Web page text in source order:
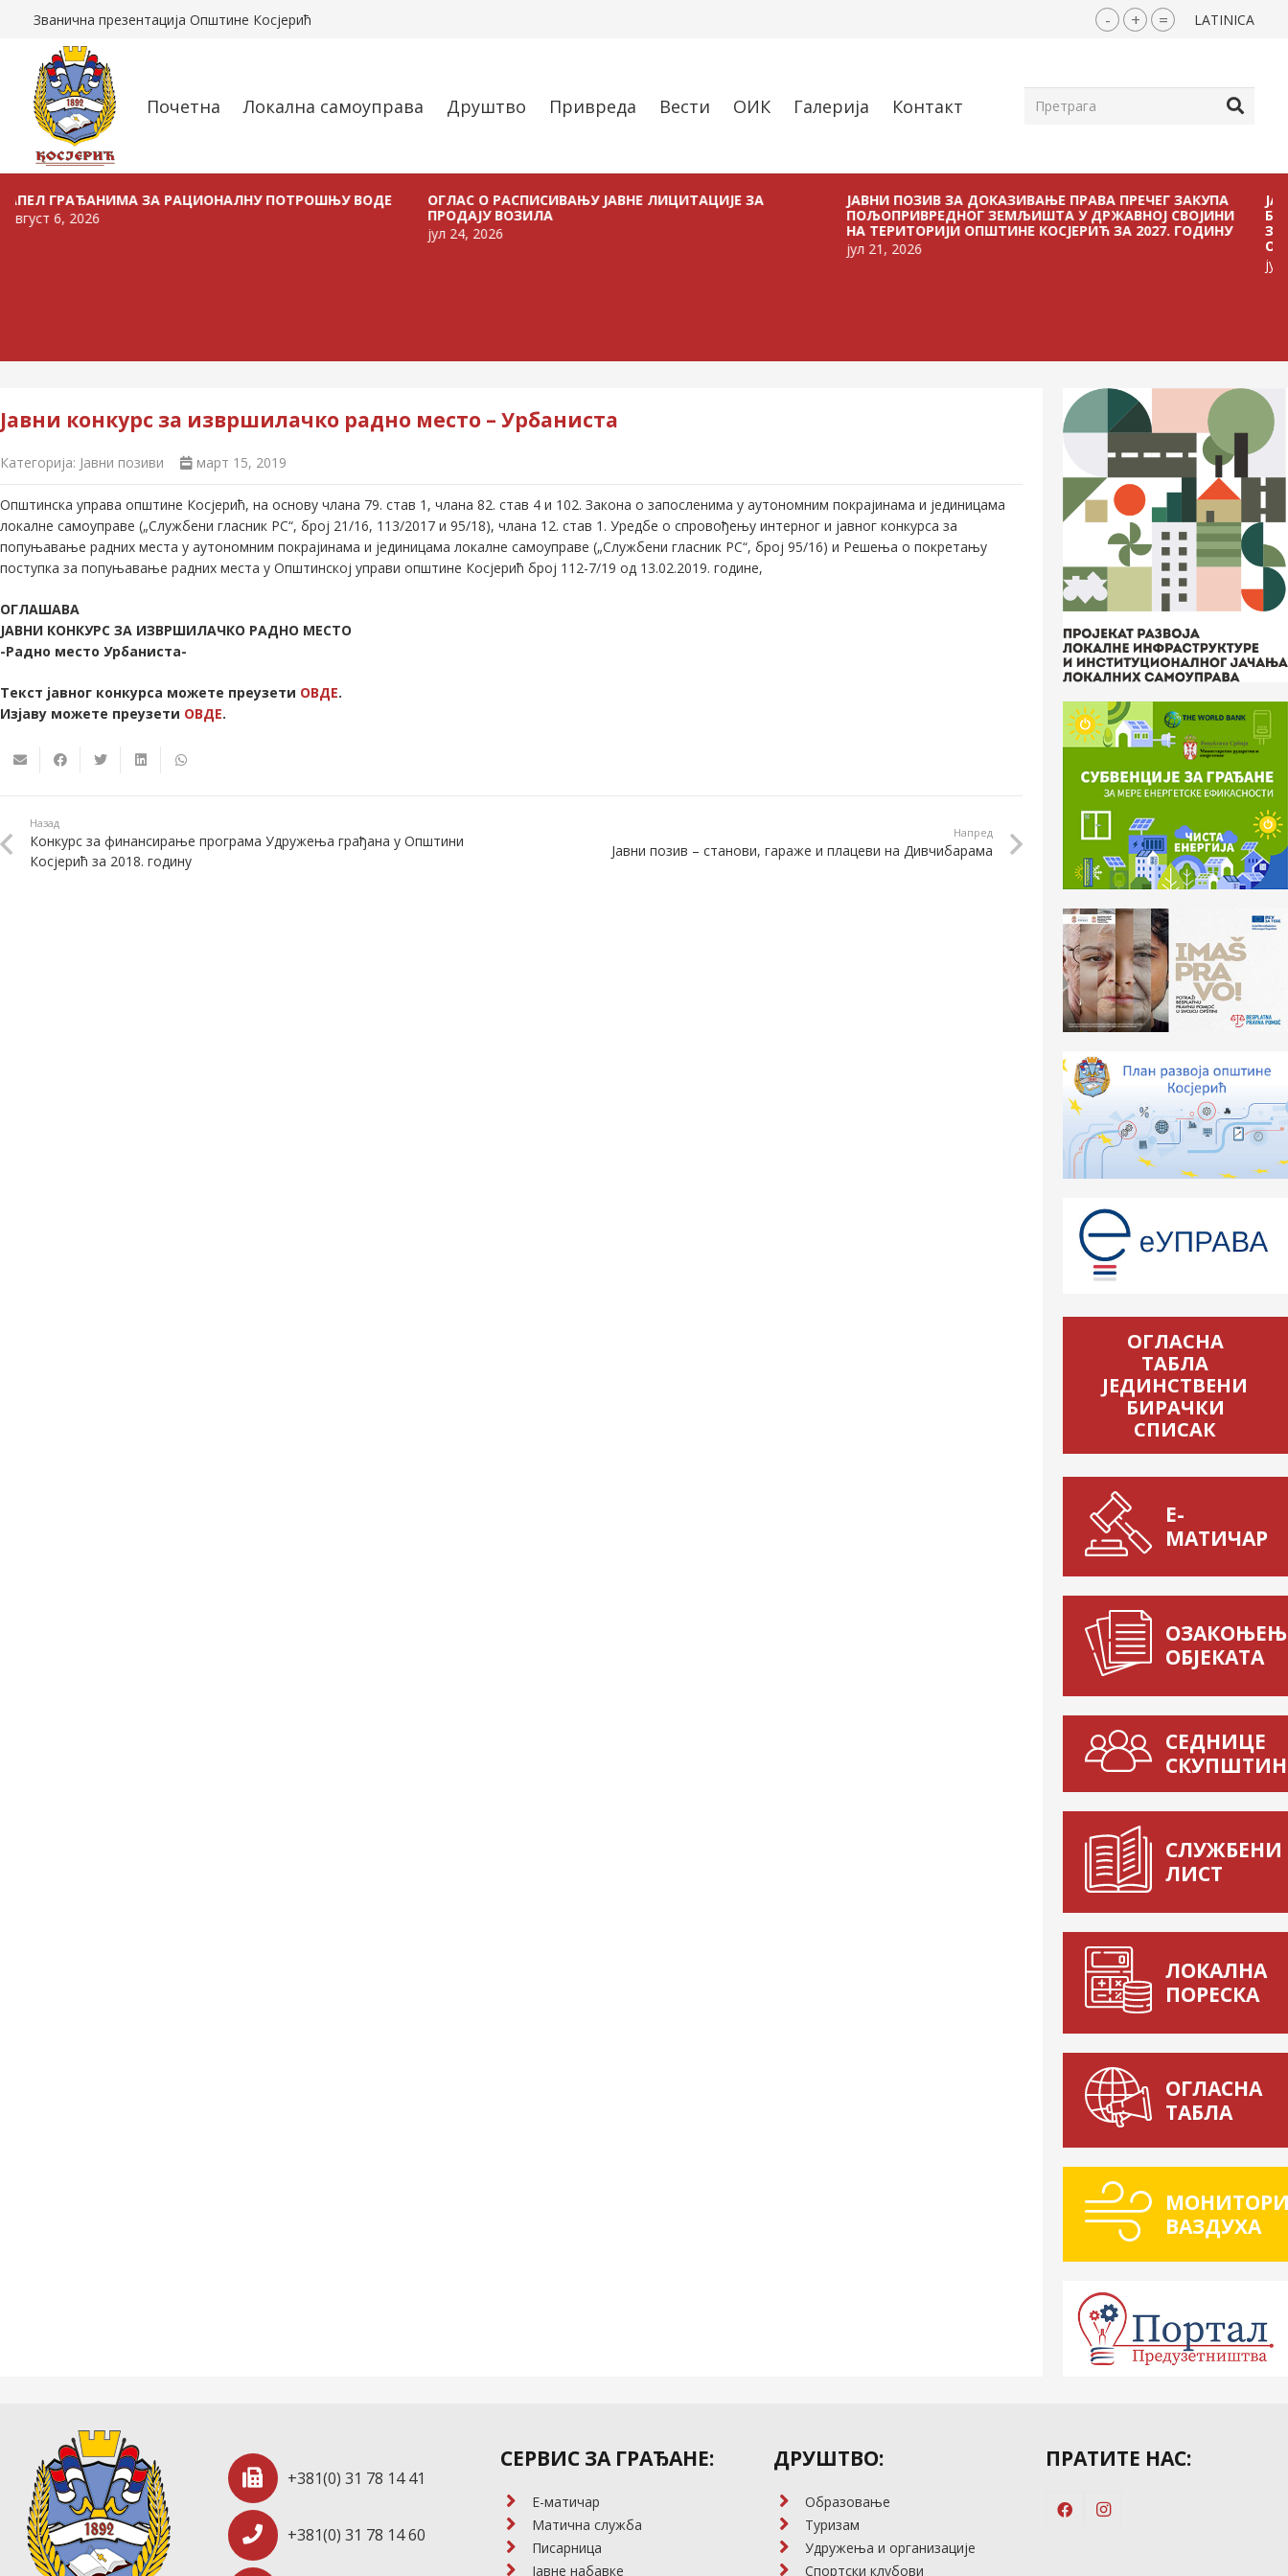
Званична презентација Општине Косјерић - + = LATINICA
Почетна Локална самоуправа Друштво Привреда Вести ОИК Галерија Контакт
ЗА РАЦИОНАЛНУ ПОТРОШЊУ ВОДЕ
2026
ОГЛАС О РАСПИСИВАЊУ ЈАВНЕ ЛИЦИТАЦИЈЕ ЗА
ПРОДАЈУ ВОЗИЛА
јул 24, 2026
ЈАВНИ ПОЗИВ ЗА ДОКАЗИВАЊЕ ПРАВА ПРЕЧЕГ ЗАКУПА
ПОЉОПРИВРЕДНОГ ЗЕМЉИШТА У ДРЖАВНОЈ СВОЈИНИ
НА ТЕРИТОРИЈИ ОПШТИНЕ КОСЈЕРИЋ ЗА 2027. ГОДИНУ
јул 21, 2026
ЈАВНИ
БЕЗ
ЗЕМЉИШТА
ОПШТИНЕ
јул 21, 2026
Јавни конкурс за извршилачко радно место – Урбаниста
Категорија: Јавни позиви март 15, 2019
Општинска управа општине Косјерић, на основу члана 79. став 1, члана 82. став 4 и 102. Закона о запосленима у аутономним покрајинама и јединицама
локалне самоуправе („Службени гласник РС“, број 21/16, 113/2017 и 95/18), члана 12. став 1. Уредбе о спровођењу интерног и јавног конкурса за
попуњавање радних места у аутономним покрајинама и јединицама локалне самоуправе („Службени гласник РС“, број 95/16) и Решења о покретању
поступка за попуњавање радних места у Општинској управи општине Косјерић број 112-7/19 од 13.02.2019. године,
ОГЛАШАВА
ЈАВНИ КОНКУРС ЗА ИЗВРШИЛАЧКО РАДНО МЕСТО
-Радно место Урбаниста-
Текст јавног конкурса можете преузети ОВДЕ.
Изјаву можете преузети ОВДЕ.
Назад
Конкурс за финансирање програма Удружења грађана у Општини
Косјерић за 2018. годину
Напред
Јавни позив – станови, гараже и плацеви на Дивчибарама
ОГЛАСНА
ТАБЛА
ЈЕДИНСТВЕНИ
БИРАЧКИ
СПИСАК
Е-
МАТИЧАР
ОБЈЕКАТА
СЕДНИЦЕ
СЛУЖБЕНИ
ЛИСТ
ЛОКАЛНА
ПОРЕСКА
ОГЛАСНА
ТАБЛА
ВАЗДУХА
+381(0) 31 78 14 41
+381(0) 31 78 14 60
СЕРВИС ЗА ГРАЂАНЕ:
E-матичар
Матична служба
Писарница
Јавне набавке
ДРУШТВО:
Образовање
Туризам
Удружења и организације
Спортски клубови
ПРАТИТЕ НАС: